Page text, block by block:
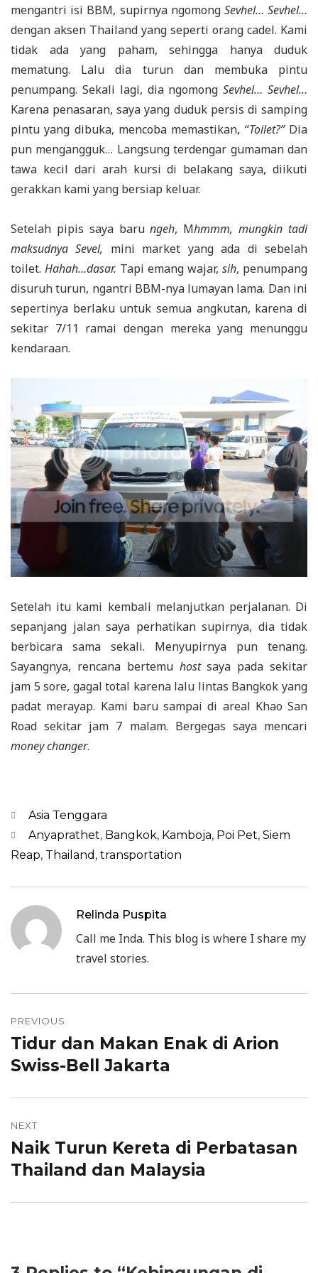
mengantri isi BBM, supirnya ngomong Sevhel… Sevhel…
dengan aksen Thailand yang seperti orang cadel. Kami
tidak ada yang paham, sehingga hanya duduk
mematung. Lalu dia turun dan membuka pintu
penumpang. Sekali lagi, dia ngomongSevhel… Sevhel…
Karena penasaran, saya yang duduk persis di samping
pintu yang dibuka, mencoba memastikan, “Toilet?”Dia
pun mengangguk… Langsung terdengar gumaman dan
tawa kecil dari arah kursi di belakang saya, diikuti
gerakkan kami yang bersiap keluar.
Setelah pipis saya barungeh, Mhmmm, mungkin tadi
maksudnya Sevel, mini market yang ada di sebelah
toilet. Hahah…dasar. Tapi emang wajar, sih, penumpang
disuruh turun, ngantri BBM-nya lumayan lama. Dan ini
sepertinya berlaku untuk semua angkutan, karena di
sekitar 7/11 ramai dengan mereka yang menunggu
kendaraan.
Setelah itu kami kembali melanjutkan perjalanan. Di
sepanjang jalan saya perhatikan supirnya, dia tidak
berbicara sama sekali. Menyupirnya pun tenang.
Sayangnya, rencana bertemu hostsaya pada sekitar
jam 5 sore, gagal total karena lalu lintas Bangkok yang
padat merayap. Kami baru sampai di areal Khao San
Road sekitar jam 7 malam. Bergegas saya mencari
money changer.
Categories
Asia Tenggara
TagsAnyaprathet, Bangkok, Kamboja, Poi Pet, Siem
Reap, Thailand , transportation
Relinda Puspita
Call me Inda. This blog is where I share my
travel stories.
Post
navigation
PREVIOUS
Previous
post:
Tidur dan Makan Enak di Arion
Swiss-Bell Jakarta
NEXT
Next
post:
Naik Turun Kereta di Perbatasan
Thailand dan Malaysia